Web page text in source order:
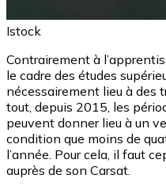
Istock
Contrairement à
le cadre des études
nécessairement lieu à des
tout, depuis 2015, les
peuvent donner lieu à un
condition que moins de
l’année. Pour cela, il faut
auprès de son Carsat.